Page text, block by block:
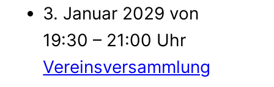
3. Januar 2029 von
19:30 – 21:00 Uhr
Vereinsversammlung